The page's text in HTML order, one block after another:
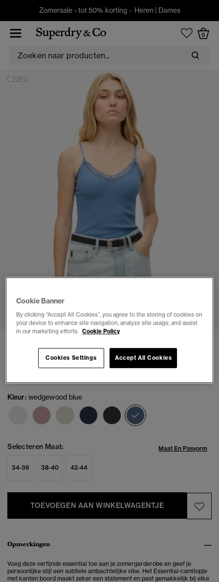
Zomersale - tot 50% korting - Heren | Dames
0
TOPS
1
Kleur: wedgewood blue
Selecteren Maat: Maat En Pasvorm
34-36 38-40 42-44
TOEVOEGEN AAN WINKELWAGENTJE
Opmerkingen
Voeg deze verfijnde essential toe aan je zomergarderobe en geef je
persoonlijke stijl een subtiele ambachtelijke vibe. Het Essential-camitopje
met kanten boord maakt zeker een statement en past gemakkelijk bij elke
Cookie Banner
By clicking “Accept All Cookies”, you agree to the storing of cookies on
your device to enhance site navigation, analyze site usage, and assist
in our marketing efforts. Cookie Policy
Cookies Settings Accept All Cookies